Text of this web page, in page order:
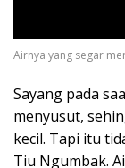
Airnya yang segar
Sayang pada
menyusut,
kecil. Tapi itu
Tiu Ngumbak.